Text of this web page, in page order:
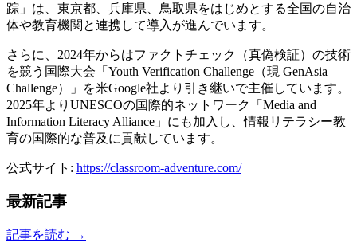
踪」は、東京都、兵庫県、鳥取県をはじめとする全国の自治
体や教育機関と連携して導入が進んでいます。
さらに、2024年からはファクトチェック（真偽検証）の技術
を競う国際大会「Youth Verification Challenge（現 GenAsia
Challenge）」を米Google社より引き継いで主催しています。
2025年よりUNESCOの国際的ネットワーク「Media and
Information Literacy Alliance」にも加入し、情報リテラシー教
育の国際的な普及に貢献しています。
公式サイト: https://classroom-adventure.com/
最新記事
記事を読む →